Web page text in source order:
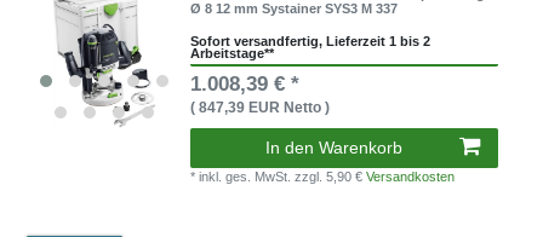
Ø 8 12 mm Systainer SYS3 M 337
Sofort versandfertig, Lieferzeit 1 bis 2
Arbeitstage**
1.008,39 € *
( 847,39 EUR Netto )
In den Warenkorb
* inkl. ges. MwSt.zzgl. 5,90 €Versandkosten